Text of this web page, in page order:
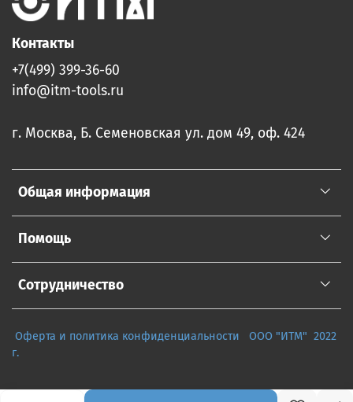
Общая информация
Помощь
Сотрудничество
Контакты
+7(499) 399-36-60
info@itm-tools.ru
г. Москва, Б. Семеновская ул. дом 49, оф. 424
Оферта и политика конфиденциальности
ООО "ИТМ" 2022
г.